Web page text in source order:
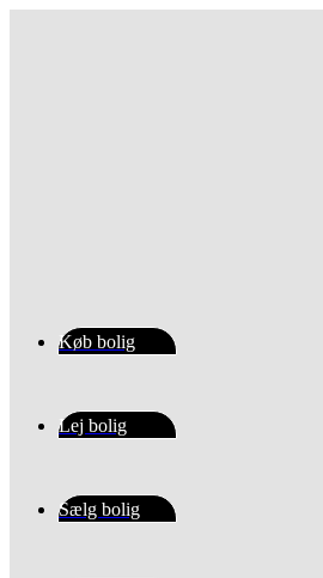
Køb bolig
Lej bolig
Sælg bolig